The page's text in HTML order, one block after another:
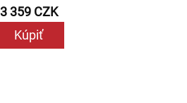
3 359 CZK
Kúpiť